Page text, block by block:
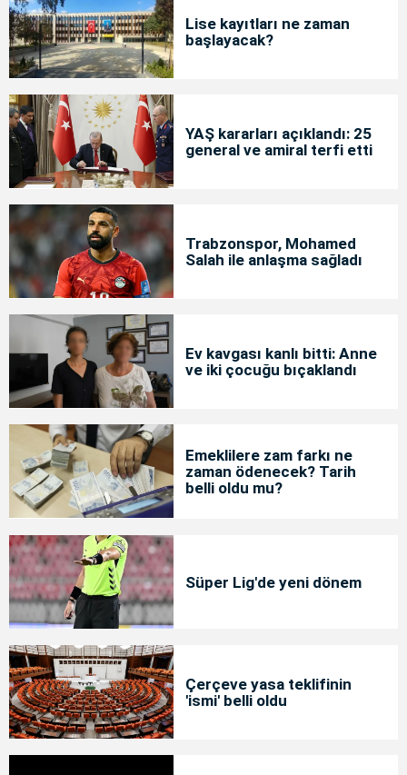
Lise kayıtları ne zaman
başlayacak?
YAŞ kararları açıklandı: 25
general ve amiral terfi etti
Trabzonspor, Mohamed
Salah ile anlaşma sağladı
Ev kavgası kanlı bitti: Anne
ve iki çocuğu bıçaklandı
Emeklilere zam farkı ne
zaman ödenecek? Tarih
belli oldu mu?
Süper Lig'de yeni dönem
Çerçeve yasa teklifinin
'ismi' belli oldu